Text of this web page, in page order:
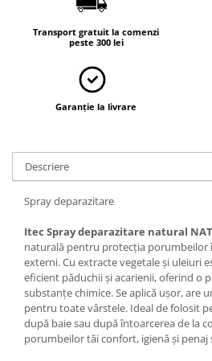
Transport gratuit la comenzi
peste 300 lei
Garanție la livrare
Descriere
Spray deparazitare
Itec Spray deparazitare natural NAT
naturală pentru protecția
externi. Cu extracte vegetale și uleiuri
eficient păduchii și acarienii, oferind o
substanțe chimice. Se aplică ușor, are
pentru toate vârstele. Ideal de folosit
după baie sau după întoarcerea de la
porumbeilor tăi confort, igienă și